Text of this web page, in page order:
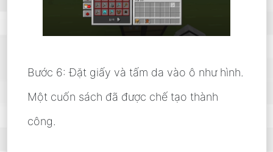
Bước 6: Đặt giấy và tấm da vào ô như hình.
Một cuốn sách đã được chế tạo thành
công.